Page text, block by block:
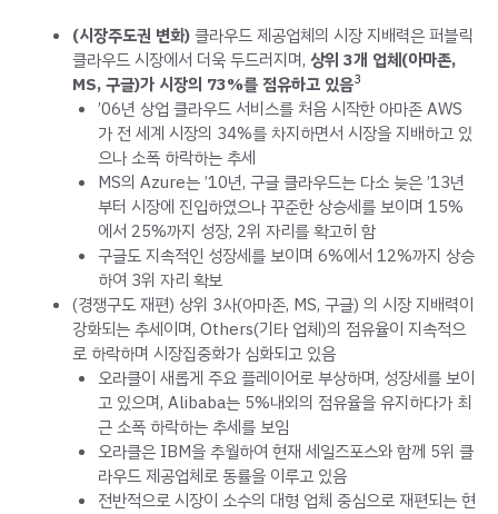
(시장주도권 변화)클라우드 제공업체의 시장 지배력은 퍼블릭
클라우드 시장에서 더욱 두드러지며, 상위 3개 업체(아마존,
MS, 구글)가 시장의 73%를 점유하고 있음3
’06년 상업 클라우드 서비스를 처음 시작한 아마존 AWS
가 전 세계 시장의 34%를 차지하면서 시장을 지배하고 있
으나 소폭 하락하는 추세
MS의 Azure는 ’10년, 구글 클라우드는 다소 늦은 ’13년
부터 시장에 진입하였으나 꾸준한 상승세를 보이며 15%
에서 25%까지 성장, 2위 자리를 확고히 함
구글도 지속적인 성장세를 보이며 6%에서 12%까지 상승
하여 3위 자리 확보
(경쟁구도 재편) 상위 3사(아마존, MS, 구글) 의 시장 지배력이
강화되는 추세이며, Others(기타 업체)의 점유율이 지속적으
로 하락하며 시장집중화가 심화되고 있음
오라클이 새롭게 주요 플레이어로 부상하며, 성장세를 보이
고 있으며, Alibaba는 5%내외의 점유율을 유지하다가 최
근 소폭 하락하는 추세를 보임
오라클은 IBM을 추월하여 현재 세일즈포스와 함께 5위 클
라우드 제공업체로 동률을 이루고 있음
전반적으로 시장이 소수의 대형 업체 중심으로 재편되는 현